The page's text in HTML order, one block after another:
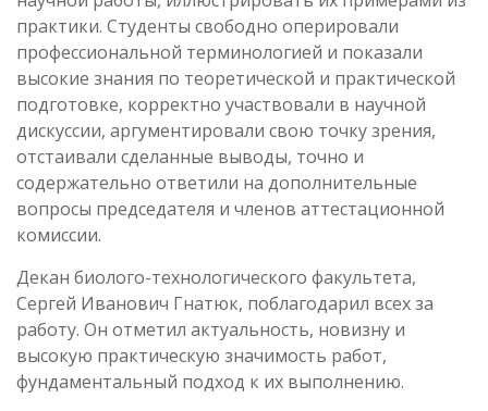
практики. Студенты свободно оперировали
профессиональной терминологией и показали
высокие знания по теоретической и практической
подготовке, корректно участвовали в научной
дискуссии, аргументировали свою точку зрения,
отстаивали сделанные выводы, точно и
содержательно ответили на дополнительные
вопросы председателя и членов аттестационной
комиссии.
Декан биолого-технологического факультета,
Сергей Иванович Гнатюк, поблагодарил всех за
работу. Он отметил актуальность, новизну и
высокую практическую значимость работ,
фундаментальный подход к их выполнению.